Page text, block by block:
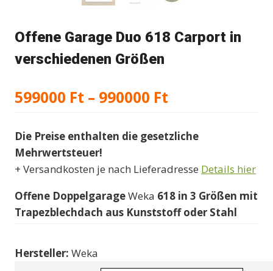
Offene Garage Duo 618 Carport in
verschiedenen Größen
599000 Ft – 990000 Ft
bis
990000 Ft
Die Preise enthalten die gesetzliche
Mehrwertsteuer!
+ Versandkosten je nach Lieferadresse Details hier
Offene DoppelgarageWeka 618 in 3 Größen mit
Trapezblechdach aus Kunststoff oder Stahl
Hersteller: Weka